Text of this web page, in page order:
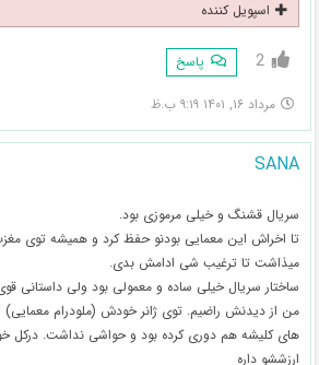
اسپویل کننده
2 پاسخ
مرداد ۱۶, ۱۴۰۱ ۹:۱۹ ب.ظ
SANA
سریال قشنگ و خیلی مرموزی بود.
تا اخراش این معمایی بودنو حفظ کرد و همیشه توی
میذاشت تا ترغیب شی ادامش بدی.
ساختار سریال خیلی ساده و معمولی بود ولی داستانی
من از دیدنش راضیم. توی ژانر خودش (ملودرام
های کلیشه هم دوری کرده بود و حواشی نداشت. درکل
ارزششو داره